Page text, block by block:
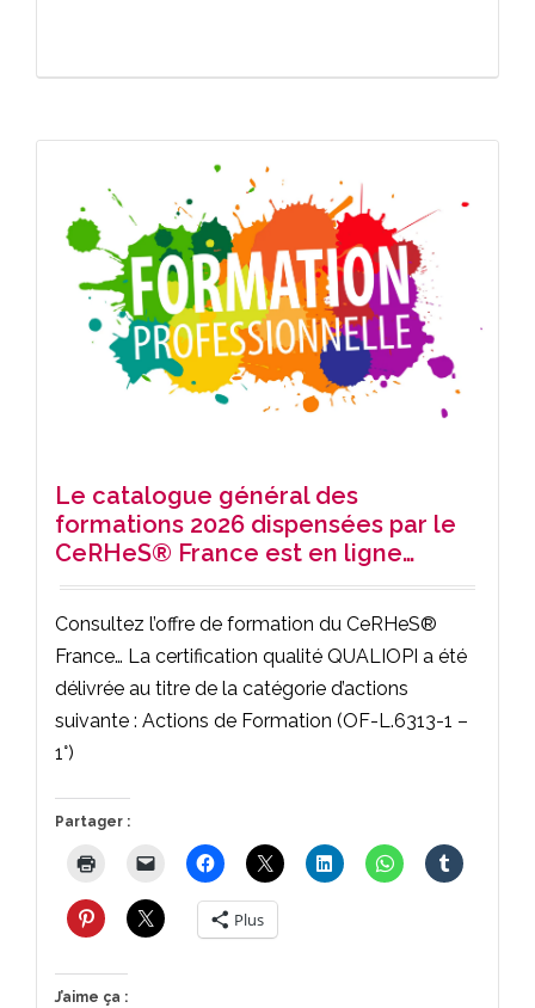
Le catalogue général des
formations 2026 dispensées par le
CeRHeS® France est en ligne…
Consultez l’offre de formation du CeRHeS®
France… La certification qualité QUALIOPI a été
délivrée au titre de la catégorie d’actions
suivante : Actions de Formation (OF-L.6313-1 –
1°)
Partager :
Plus
J’aime ça :